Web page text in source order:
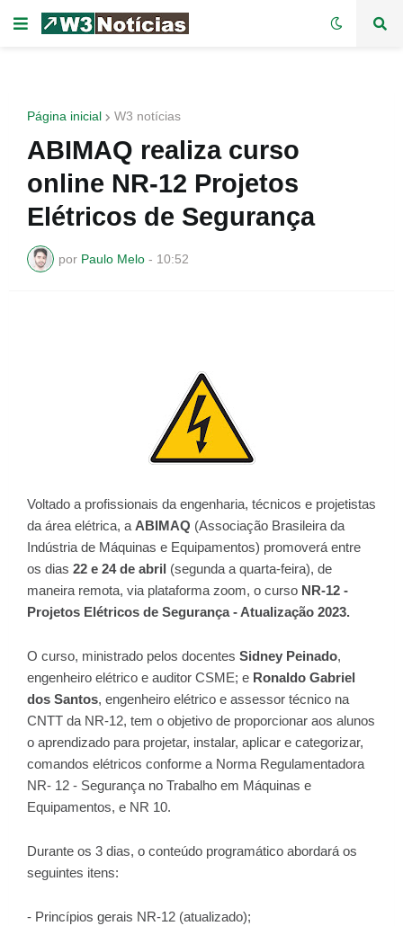
Página inicial W3 notícias
ABIMAQ realiza curso
online NR-12 Projetos
Elétricos de Segurança
por Paulo Melo - 10:52
Voltado a profissionais da engenharia, técnicos e projetistas
da área elétrica, a ABIMAQ (Associação Brasileira da
Indústria de Máquinas e Equipamentos) promoverá entre
os dias 22 e 24 de abril (segunda a quarta-feira), de
maneira remota, via plataforma zoom, o curso NR-12 -
Projetos Elétricos de Segurança - Atualização 2023.
O curso, ministrado pelos docentes Sidney Peinado,
engenheiro elétrico e auditor CSME; e Ronaldo Gabriel
dos Santos, engenheiro elétrico e assessor técnico na
CNTT da NR-12, tem o objetivo de proporcionar aos alunos
o aprendizado para projetar, instalar, aplicar e categorizar,
comandos elétricos conforme a Norma Regulamentadora
NR- 12 - Segurança no Trabalho em Máquinas e
Equipamentos, e NR 10.
Durante os 3 dias, o conteúdo programático abordará os
seguintes itens:
- Princípios gerais NR-12 (atualizado);